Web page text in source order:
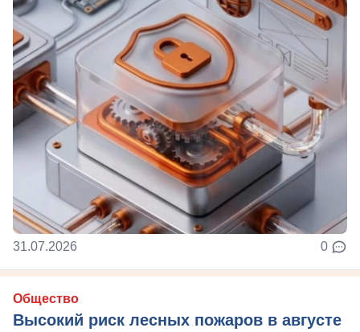
31.07.2026 0
Общество
Высокий риск лесных пожаров в августе